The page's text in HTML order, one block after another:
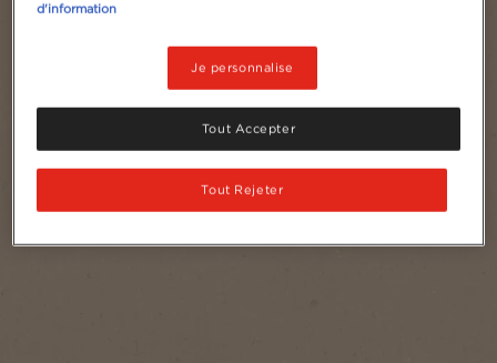
d'information
Je personnalise
Tout Rejeter
Tout Accepter